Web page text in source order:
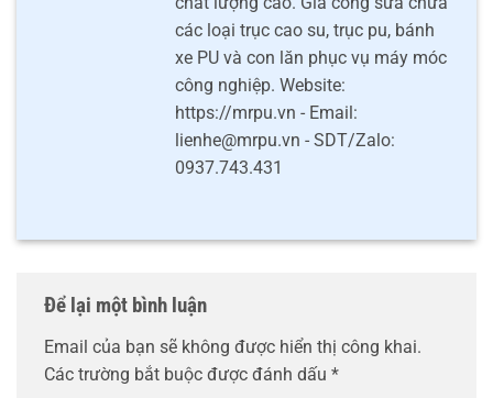
các loại trục cao su, trục pu, bánh
xe PU và con lăn phục vụ máy móc
công nghiệp. Website:
https://mrpu.vn - Email:
lienhe@mrpu.vn - SDT/Zalo:
0937.743.431
Để lại một bình luận
Email của bạn sẽ không được hiển thị công khai.
Các trường bắt buộc được đánh dấu *